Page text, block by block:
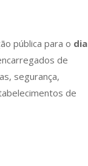
pública para o dia
de
segurança,
de